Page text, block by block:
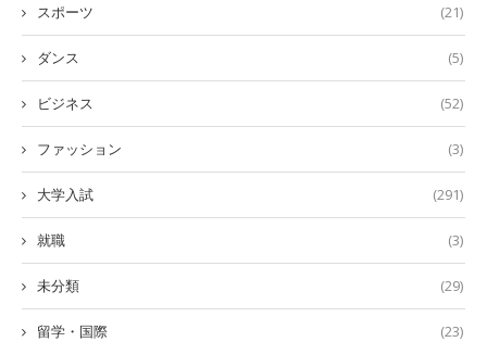
スポーツ (21)
ダンス (5)
ビジネス (52)
ファッション (3)
大学入試 (291)
就職 (3)
未分類 (29)
留学・国際 (23)